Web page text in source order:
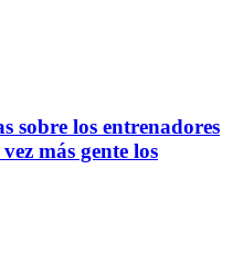
sobre los entrenadores
más gente los